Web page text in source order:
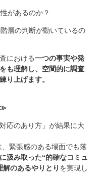
があるのか？
層の判断が動いているの
における一つの事実や発
も理解し、空間的に調査
り上げます。
≫
応のあり方」が結果に大
緊張感のある場面でも落
汲み取った“的確なコミュ
のあるやりとり を実現し